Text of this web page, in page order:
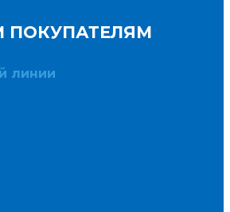
ПОКУПАТЕЛЯМ
линии